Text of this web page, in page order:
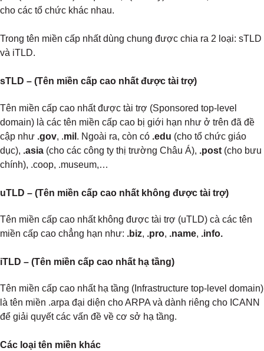
cho các tổ chức khác nhau.
Trong tên miền cấp nhất dùng chung được chia ra 2 loại: sTLD
và iTLD.
sTLD – (Tên miền cấp cao nhất được tài trợ)
Tên miền cấp cao nhất được tài trợ (Sponsored top-level
domain) là các tên miền cấp cao bị giới hạn như ở trên đã đề
cập như .gov, .mil . Ngoài ra, còn có .edu (cho tổ chức giáo
dục), .asia (cho các công ty thị trường Châu Á), .post (cho bưu
chính), .coop, .museum,…
uTLD – (Tên miền cấp cao nhất không được tài trợ)
Tên miền cấp cao nhất không được tài trợ (uTLD) cà các tên
miền cấp cao chẳng hạn như: .biz, .pro, .name, .info.
iTLD – (Tên miền cấp cao nhất hạ tầng)
Tên miền cấp cao nhất hạ tầng (Infrastructure top-level domain)
là tên miền .arpa đại diện cho ARPA và dành riêng cho ICANN
để giải quyết các vấn đề về cơ sở hạ tầng.
Các loại tên miền khác